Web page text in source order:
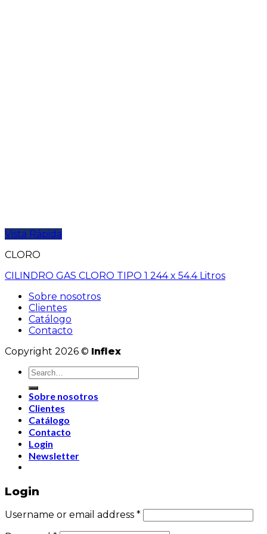
Vista Rápida
CLORO
CILINDRO GAS CLORO TIPO 1 244 x 54.4 Litros
Sobre nosotros
Clientes
Catálogo
Contacto
Copyright 2026 © Inflex
Sobre nosotros
Clientes
Catálogo
Contacto
Login
Newsletter
Login
Username or email address *